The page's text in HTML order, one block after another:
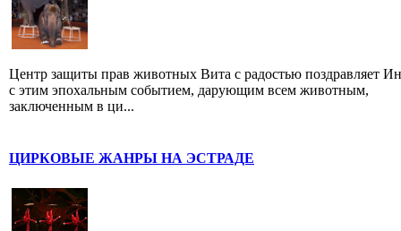
Центр защиты прав животных Вита с радостью поздравляет
с этим эпохальным событием, дарующим всем животным,
заключенным в ци...
ЦИРКОВЫЕ ЖАНРЫ НА ЭСТРАДЕ